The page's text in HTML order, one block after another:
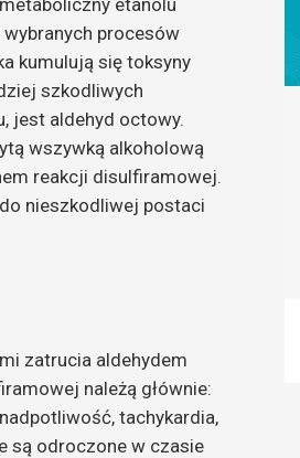
etanolu
procesów
kumulują się toksyny
szkodliwych
jest aldehyd octowy.
wszywką alkoholową
reakcji disulfiramowej.
nieszkodliwej postaci
zatrucia aldehydem
należą głównie:
tachykardia,
są odroczone w czasie